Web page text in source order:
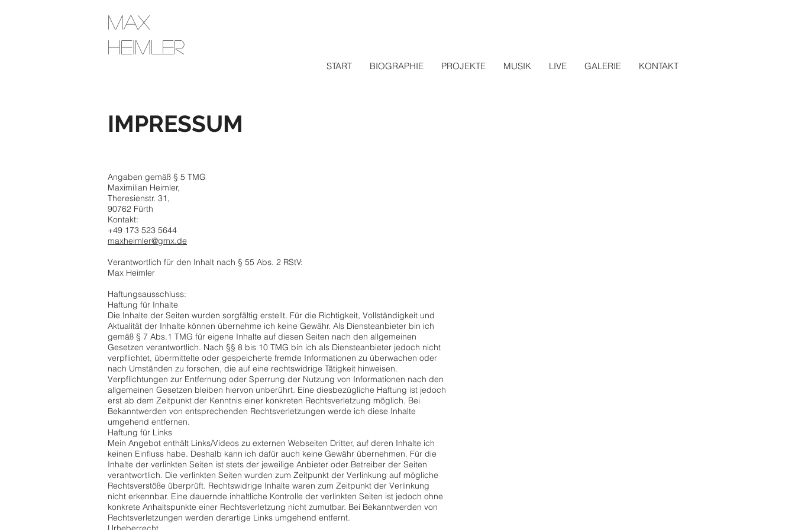
START BIOGRAPHIE PROJEKTE MUSIK LIVE GALERIE KONTAKT
MAX
HEIMLER
IMPRESSUM
Angaben gemäß § 5 TMG
Maximilian Heimler,
Theresienstr. 31,
90762 Fürth
Kontakt:
+49 173 523 5644
maxheimler@gmx.de
Verantwortlich für den Inhalt nach § 55 Abs. 2 RStV:
Max Heimler
Haftungsausschluss:
Haftung für Inhalte
Die Inhalte der Seiten wurden sorgfältig erstellt. Für die Richtigkeit, Vollständigkeit und
Aktualität der Inhalte können übernehme ich keine Gewähr. Als Diensteanbieter bin ich
gemäß § 7 Abs.1 TMG für eigene Inhalte auf diesen Seiten nach den allgemeinen
Gesetzen verantwortlich. Nach §§ 8 bis 10 TMG bin ich als Diensteanbieter jedoch nicht
verpflichtet, übermittelte oder gespeicherte fremde Informationen zu überwachen oder
nach Umständen zu forschen, die auf eine rechtswidrige Tätigkeit hinweisen.
Verpflichtungen zur Entfernung oder Sperrung der Nutzung von Informationen nach den
allgemeinen Gesetzen bleiben hiervon unberührt. Eine diesbezügliche Haftung ist jedoch
erst ab dem Zeitpunkt der Kenntnis einer konkreten Rechtsverletzung möglich. Bei
Bekanntwerden von entsprechenden Rechtsverletzungen werde ich diese Inhalte
umgehend entfernen.
Haftung für Links
Mein Angebot enthält Links/Videos zu externen Webseiten Dritter, auf deren Inhalte ich
keinen Einfluss habe. Deshalb kann ich dafür auch keine Gewähr übernehmen. Für die
Inhalte der verlinkten Seiten ist stets der jeweilige Anbieter oder Betreiber der Seiten
verantwortlich. Die verlinkten Seiten wurden zum Zeitpunkt der Verlinkung auf mögliche
Rechtsverstöße überprüft. Rechtswidrige Inhalte waren zum Zeitpunkt der Verlinkung
nicht erkennbar. Eine dauernde inhaltliche Kontrolle der verlinkten Seiten ist jedoch ohne
konkrete Anhaltspunkte einer Rechtsverletzung nicht zumutbar. Bei Bekanntwerden von
Rechtsverletzungen werden derartige Links umgehend entfernt.